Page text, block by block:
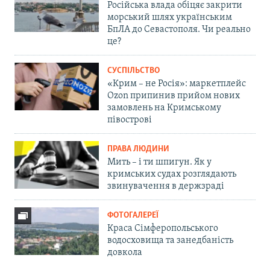
Російська влада обіцяє закрити
морський шлях українським
БпЛА до Севастополя. Чи реально
це?
СУСПІЛЬСТВО
«Крим – не Росія»: маркетплейс
Ozon припинив прийом нових
замовлень на Кримському
півострові
ПРАВА ЛЮДИНИ
Мить – і ти шпигун. Як у
кримських судах розглядають
звинувачення в держзраді
ФОТОГАЛЕРЕЇ
Краса Сімферопольського
водосховища та занедбаність
довкола